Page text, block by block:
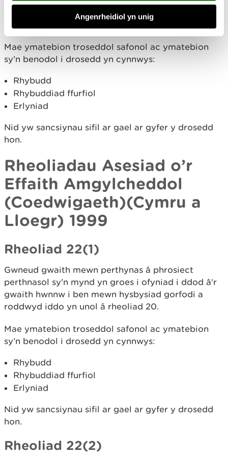
Angenrheidiol yn unig
Coedwigaeth 1967.
Trosedd ddiannod yn unig.
Mae ymatebion troseddol safonol ac ymatebion
sy’n benodol i drosedd yn cynnwys:
Rhybudd
Rhybuddiad ffurfiol
Erlyniad
Nid yw sancsiynau sifil ar gael ar gyfer y drosedd
hon.
Rheoliadau Asesiad o’r
Effaith Amgylcheddol
(Coedwigaeth)(Cymru a
Lloegr) 1999
Rheoliad 22(1)
Gwneud gwaith mewn perthynas â phrosiect
perthnasol sy'n mynd yn groes i ofyniad i ddod â'r
gwaith hwnnw i ben mewn hysbysiad gorfodi a
roddwyd iddo yn unol â rheoliad 20.
Mae ymatebion troseddol safonol ac ymatebion
sy’n benodol i drosedd yn cynnwys:
Rhybudd
Rhybuddiad ffurfiol
Erlyniad
Nid yw sancsiynau sifil ar gael ar gyfer y drosedd
hon.
Rheoliad 22(2)